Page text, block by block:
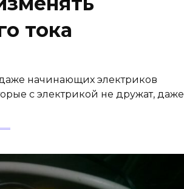
тока
начинающих электриков
с электрикой не дружат, даже